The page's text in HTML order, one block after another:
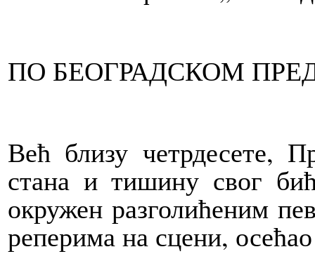
ПО БЕОГРАДСКОМ
Већ близу четрдесете,
стана и тишину свог
окружен разголићеним
реперима на сцени,